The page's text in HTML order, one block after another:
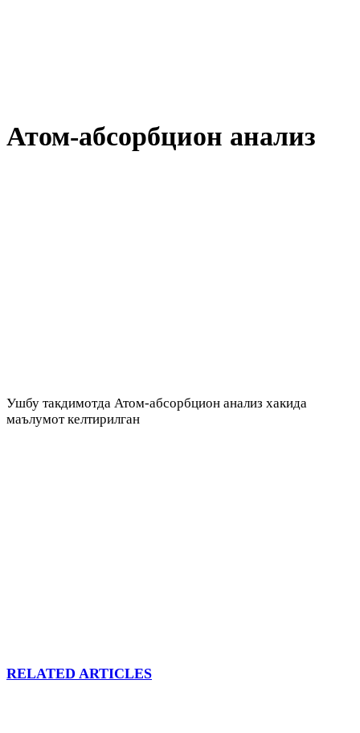
Атом-абсорбцион анализ
Ушбу такдимотда Атом-абсорбцион анализ хакида
маълумот келтирилган
RELATED ARTICLES